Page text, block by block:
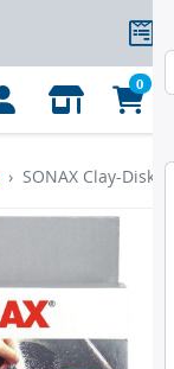
0
SONAX Clay-Disk